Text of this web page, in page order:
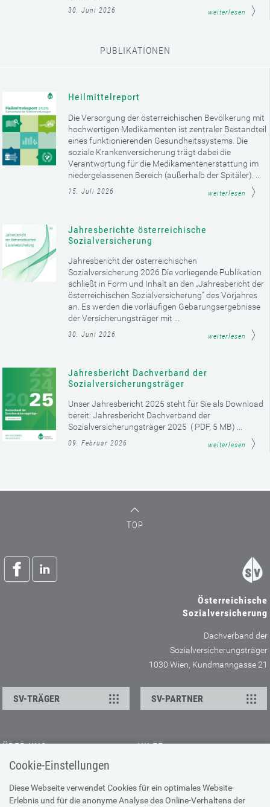
Cookie-Einstellungen
Diese Webseite verwendet Cookies für ein optimales Website-
Erlebnis und für die anonyme Analyse des Online-Verhaltens der
30. Juni 2026 weiterlesen
PUBLIKATIONEN
Heilmittelreport
Die Versorgung der österreichischen Bevölkerung mit
hochwertigen Medikamenten ist zentraler Bestandteil
eines funktionierenden Gesundheitssystems. Die
soziale Krankenversicherung trägt dabei die
Verantwortung für die Medikamentenerstattung im
niedergelassenen Bereich (außerhalb der Spitäler). ...
15. Juli 2026 weiterlesen
Jahresberichte österreichische
Sozialversicherung
Jahresbericht der österreichischen
Sozialversicherung 2026 Die vorliegende Publikation
schließt in Form und Inhalt an den „Jahresbericht der
österreichischen Sozialversicherung“ des Vorjahres
an. Es werden die vorläufigen Gebarungsergebnisse
der Versicherungsträger mit ...
30. Juni 2026 weiterlesen
Jahresbericht Dachverband der
Sozialversicherungsträger
Unser Jahresbericht 2025 steht für Sie als Download
bereit: Jahresbericht Dachverband der
Sozialversicherungsträger 2025 ( PDF, 5 MB) ...
09. Februar 2026 weiterlesen
TOP
Österreichische
Sozialversicherung
Dachverband der
Sozialversicherungsträger
1030 Wien, Kundmanngasse 21
SV-TRÄGER SV-PARTNER
ÜBER UNS
Kontakt
Offene Stellen
Presse
HILFE
Browser-Info & Sicherheit
Hilfe zur Suche